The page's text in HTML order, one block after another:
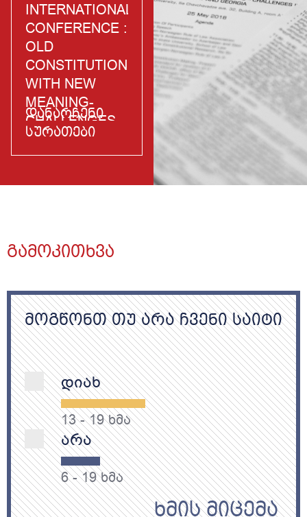
INTERNATIONAL
CONFERENCE :
OLD
CONSTITUTION
WITH NEW
MEANING-
CHALLENGES
IN NORWAY
AND GEORGIA"
ᲓᲐᲜᲐᲠᲩᲔᲜᲘ
ᲡᲣᲠᲐᲗᲔᲑᲘ
ᲒᲐᲛᲝᲙᲘᲗᲮᲕᲐ
ᲛᲝᲒᲬᲝᲜᲗ ᲗᲣ ᲐᲠᲐ ᲩᲕᲔᲜᲘ ᲡᲐᲘᲢᲘ
დიახ
13-19 ხმა
არა
6-19 ხმა